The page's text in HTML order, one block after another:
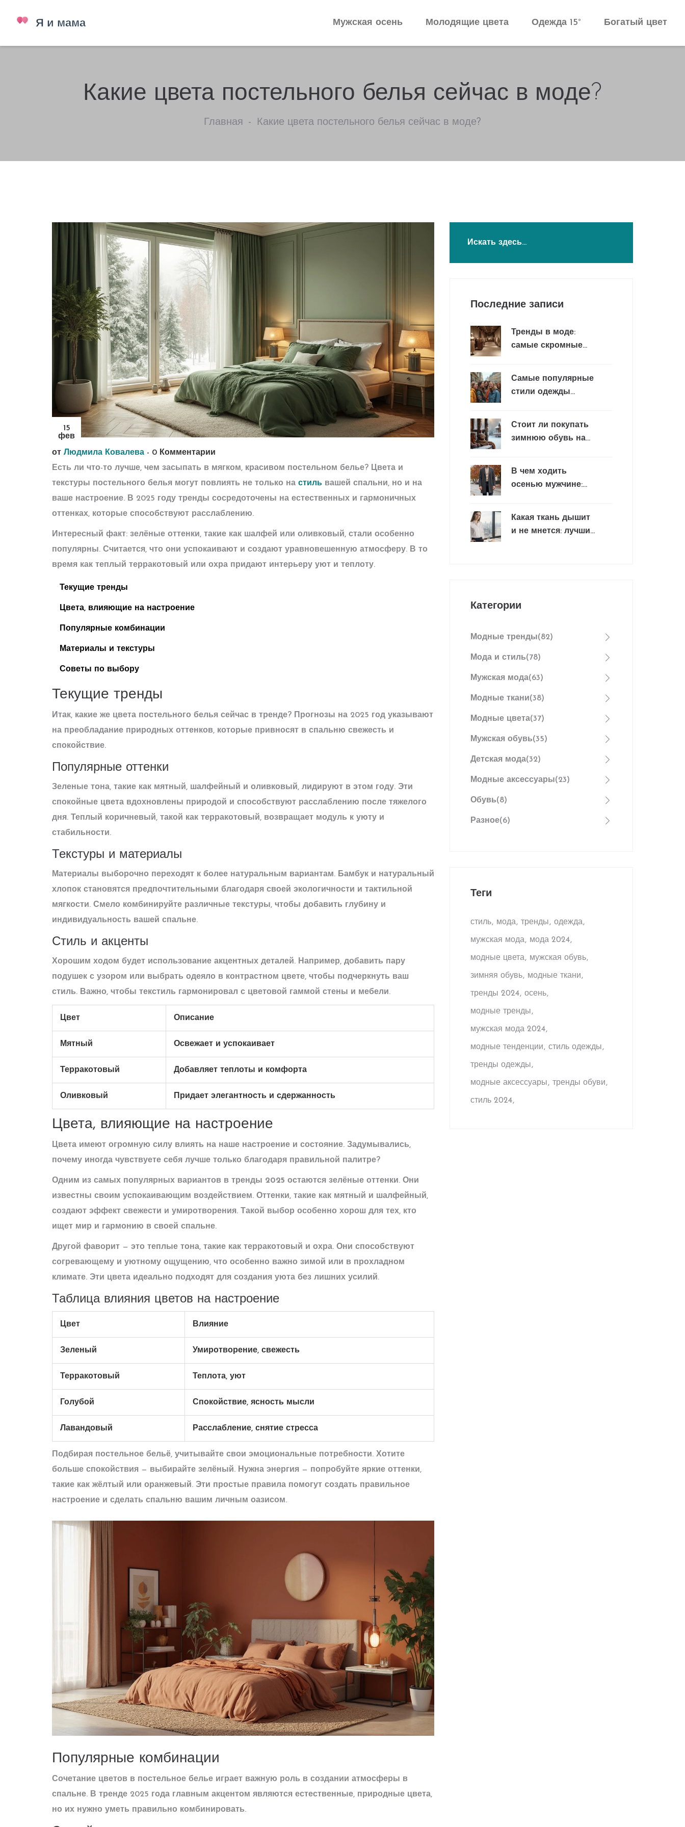
Мужская осень Молодящие цвета Одежда 15° Богатый цвет
Какие цвета постельного белья сейчас в моде?
Главная Какие цвета постельного белья сейчас в моде?
15
фев
от Людмила Ковалева - 0 Комментарии
Есть ли что-то лучше, чем засыпать в мягком, красивом постельном белье? Цвета и
текстуры постельного белья могут повлиять не только на стиль вашей спальни, но и на
ваше настроение. В 2025 году тренды сосредоточены на естественных и гармоничных
оттенках, которые способствуют расслаблению.
Интересный факт: зелёные оттенки, такие как шалфей или оливковый, стали особенно
популярны. Считается, что они успокаивают и создают уравновешенную атмосферу. В то
время как теплый терракотовый или охра придают интерьеру уют и теплоту.
Текущие тренды
Цвета, влияющие на настроение
Популярные комбинации
Материалы и текстуры
Советы по выбору
Текущие тренды
Итак, какие же цвета постельного белья сейчас в тренде? Прогнозы на 2025 год указывают
на преобладание природных оттенков, которые привносят в спальню свежесть и
спокойствие.
Популярные оттенки
Зеленые тона, такие как мятный, шалфейный и оливковый, лидируют в этом году. Эти
спокойные цвета вдохновлены природой и способствуют расслаблению после тяжелого
дня. Теплый коричневый, такой как терракотовый, возвращает модуль к уюту и
стабильности.
Текстуры и материалы
Материалы выборочно переходят к более натуральным вариантам. Бамбук и натуральный
хлопок становятся предпочтительными благодаря своей экологичности и тактильной
мягкости. Смело комбинируйте различные текстуры, чтобы добавить глубину и
индивидуальность вашей спальне.
Стиль и акценты
Хорошим ходом будет использование акцентных деталей. Например, добавить пару
подушек с узором или выбрать одеяло в контрастном цвете, чтобы подчеркнуть ваш
стиль. Важно, чтобы текстиль гармонировал с цветовой гаммой стены и мебели.
Цвет Описание
Мятный Освежает и успокаивает
Терракотовый Добавляет теплоты и комфорта
Оливковый Придает элегантность и сдержанность
Цвета, влияющие на настроение
Цвета имеют огромную силу влиять на наше настроение и состояние. Задумывались,
почему иногда чувствуете себя лучше только благодаря правильной палитре?
Одним из самых популярных вариантов в тренды 2025 остаются зелёные оттенки. Они
известны своим успокаивающим воздействием. Оттенки, такие как мятный и шалфейный,
создают эффект свежести и умиротворения. Такой выбор особенно хорош для тех, кто
ищет мир и гармонию в своей спальне.
Другой фаворит — это теплые тона, такие как терракотовый и охра. Они способствуют
согревающему и уютному ощущению, что особенно важно зимой или в прохладном
климате. Эти цвета идеально подходят для создания уюта без лишних усилий.
Таблица влияния цветов на настроение
Цвет Влияние
Зеленый Умиротворение, свежесть
Терракотовый Теплота, уют
Голубой Спокойствие, ясность мысли
Лавандовый Расслабление, снятие стресса
Подбирая постельное бельё, учитывайте свои эмоциональные потребности. Хотите
больше спокойствия — выбирайте зелёный. Нужна энергия — попробуйте яркие оттенки,
такие как жёлтый или оранжевый. Эти простые правила помогут создать правильное
настроение и сделать спальню вашим личным оазисом.
Популярные комбинации
Сочетание цветов в постельное белье играет важную роль в создании атмосферы в
спальне. В тренде 2025 года главным акцентом являются естественные, природные цвета,
но их нужно уметь правильно комбинировать.
Последние записи
Тренды в моде:
самые скромные
Самые популярные
стили одежды
Стоит ли покупать
зимнюю обувь на
В чем ходить
осенью мужчине:
Какая ткань дышит
и не мнется: лучшие
Категории
Модные тренды(82)
Мода и стиль(78)
Мужская мода(63)
Модные ткани(38)
Модные цвета(37)
Мужская обувь(35)
Детская мода(32)
Модные аксессуары(23)
Обувь(8)
Разное(6)
Теги
стиль мода тренды одежда
мужская мода мода 2024
модные цвета мужская обувь
зимняя обувь модные ткани
тренды 2024 осень
модные тренды
мужская мода 2024
модные тенденции стиль одежды
тренды одежды
модные аксессуары тренды обуви
стиль 2024